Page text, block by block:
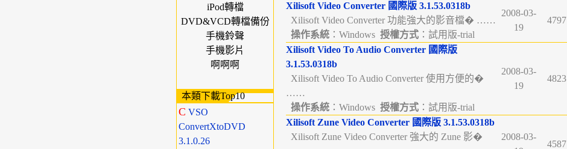
iPod轉檔
DVD&VCD轉檔備份
手機鈴聲
手機影片
啊啊啊
本類下載Top10
C VSO
ConvertXtoDVD
3.1.0.26
Xilisoft Video Converter 國際版 3.1.53.0318b
Xilisoft Video Converter 功能強大的影音檔� ……
操作系統 ：Windows 授權方式 ：試用版-trial
2008-03-
19
4797
Xilisoft Video To Audio Converter 國際版
3.1.53.0318b
Xilisoft Video To Audio Converter 使用方便的�
……
操作系統 ：Windows 授權方式 ：試用版-trial
2008-03-
19
4823
Xilisoft Zune Video Converter 國際版 3.1.53.0318b
Xilisoft Zune Video Converter 強大的 Zune 影�
2008-03-
4587